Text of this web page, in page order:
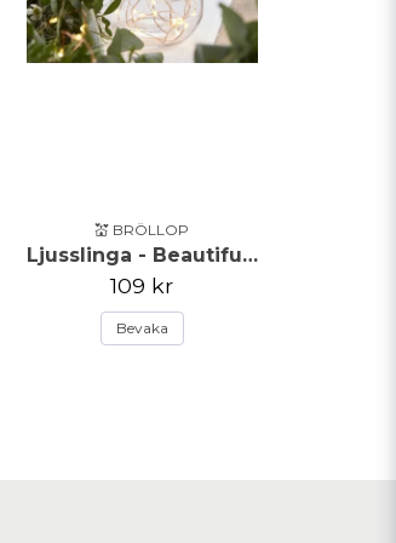
💒 BRÖLLOP
Ljusslinga - Beautiful Botanics
109 kr
Bevaka